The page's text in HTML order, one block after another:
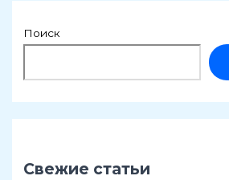
Поиск
Свежие статьи